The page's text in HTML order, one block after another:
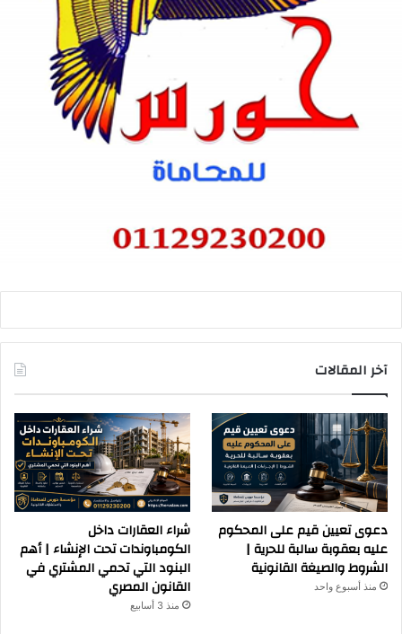
آخر المقالات
دعوى تعيين قيم على المحكوم
عليه بعقوبة سالبة للحرية |
الشروط والصيغة القانونية
منذ أسبوع واحد
شراء العقارات داخل
الكومباوندات تحت الإنشاء | أهم
البنود التي تحمي المشتري في
القانون المصري
منذ 3 أسابيع